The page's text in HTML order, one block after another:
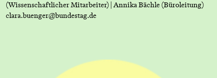
(Wissenschaftlicher Mitarbeiter) | Annika Bächle (Büroleitung)
clara.buenger@bundestag.de